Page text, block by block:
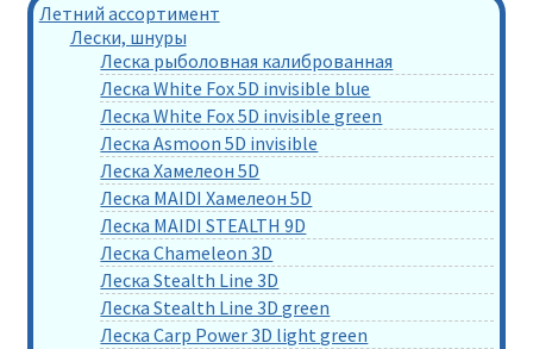
Летний ассортимент
Лески, шнуры
Леска рыболовная калиброванная
Леска White Fox 5D invisible blue
Леска White Fox 5D invisible green
Леска Asmoon 5D invisible
Леска Хамелеон 5D
Леска MAIDI Хамелеон 5D
Леска MAIDI STEALTH 9D
Леска Chameleon 3D
Леска Stealth Line 3D
Леска Stealth Line 3D green
Леска Carp Power 3D light green